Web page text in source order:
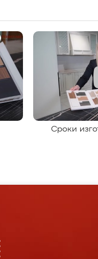
Сроки